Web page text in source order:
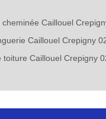
Caillouel
Caillouel Crepigny
toiture Caillouel Crepigny